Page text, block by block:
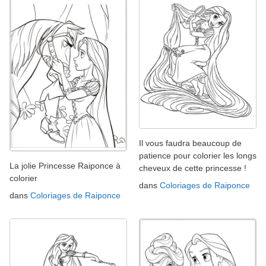
La jolie Princesse Raiponce à
colorier
dans Coloriages de Raiponce
Il vous faudra beaucoup de
patience pour colorier les longs
cheveux de cette princesse !
dans Coloriages de Raiponce